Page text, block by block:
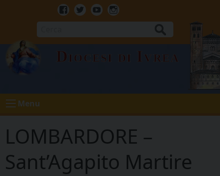
Facebook
TwitterYoutubeInstagram
Diocesi di Ivrea
Menu
LOMBARDORE –
Sant’Agapito Martire